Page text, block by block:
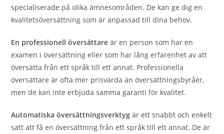
specialiserade på olika ämnesområden. De kan ge dig en
kvalitetsöversättning som är anpassad till dina behov.
En professionell översättare är en person som har en
examen i översättning eller som har lång erfarenhet av att
översätta från ett språk till ett annat. Professionella
översättare är ofta mer prisvärda än översättningsbyråer,
men de kan inte erbjuda samma garanti för kvalitet.
Automatiska översättningsverktyg är ett snabbt och enkelt
sätt att få en översättning från ett språk till ett annat. De är